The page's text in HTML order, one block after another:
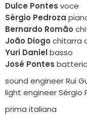
Dulce Pontes voce
Sérgio Pedroza
Bernardo Romão
João Diogo chitarra
Yuri Danielbasso
José Pontes batteria
sound engineer Rui
light engineer Sérgio
prima italiana